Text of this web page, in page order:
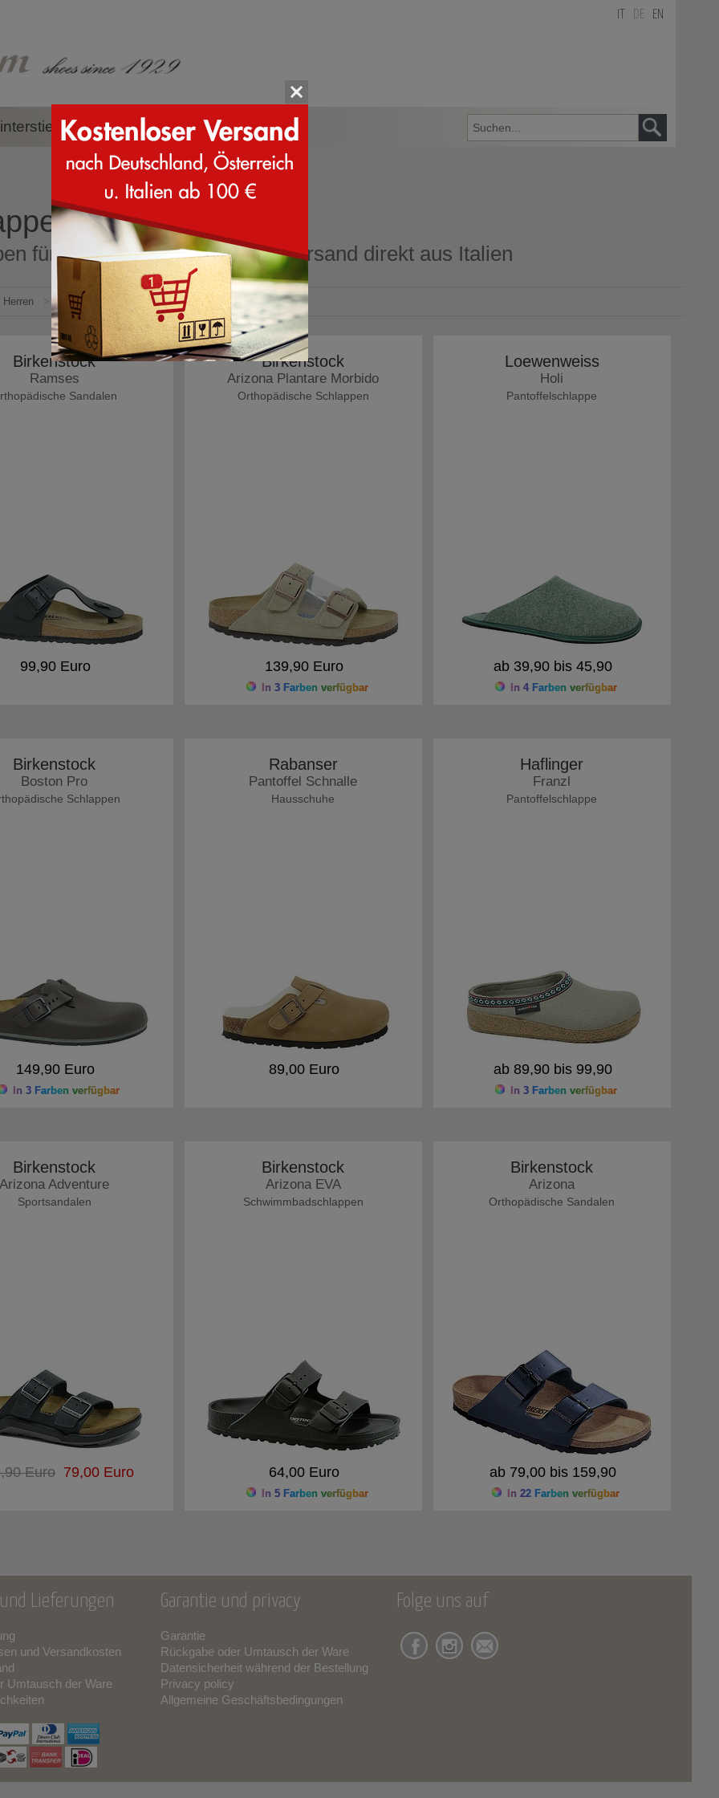
DE EN
Zubehör Marken
für Herren
für Herren Online Shop mit Versand direkt aus Italien
Herren > Schlappen
Birkenstock
Ramses
Sandalen
99,90 Euro
Birkenstock
Arizona Plantare Morbido
Orthopädische Schlappen
139,90 Euro
In 3 Farben verfügbar
Loewenweiss
Holi
Pantoffelschlappe
ab 39,90 bis 45,90
In 4 Farben verfügbar
Birkenstock
Boston Pro
Schlappen
149,90 Euro
In 3 Farben verfügbar
Rabanser
Pantoffel Schnalle
Hausschuhe
89,00 Euro
Haflinger
Franzl
Pantoffelschlappe
ab 89,90 bis 99,90
In 3 Farben verfügbar
Birkenstock
Arizona Adventure
Sportsandalen
Euro79,00 Euro
Birkenstock
Arizona EVA
Schwimmbadschlappen
64,00 Euro
In 5 Farben verfügbar
Birkenstock
Arizona
Orthopädische Sandalen
ab 79,00 bis 159,90
In 22 Farben verfügbar
Lieferungen
und Versandkosten
Umtausch der Ware
Garantie und privacy
Garantie
Rückgabe oder Umtausch der Ware
Datensicherheit während der Bestellung
Privacy policy
Allgemeine Geschäftsbedingungen
Folge uns auf